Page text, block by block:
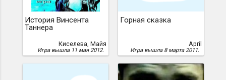
История Винсента
Таннера
Киселева, Майя
Игра вышла 11 мая 2012.
Горная сказка
April
Игра вышла 8 марта 2011.